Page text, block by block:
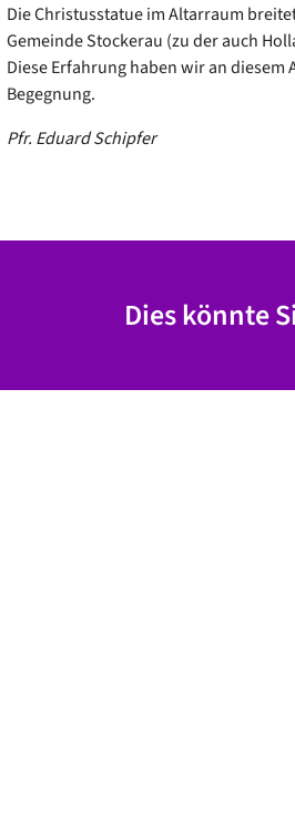
Die Christusstatue im Altarraum
Gemeinde Stockerau (zu der auch
Diese Erfahrung haben wir an
Begegnung.
Pfr. Eduard Schipfer
Dies könnte